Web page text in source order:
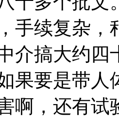
手续复杂，
介搞大约四
果要是带
啊，还有试